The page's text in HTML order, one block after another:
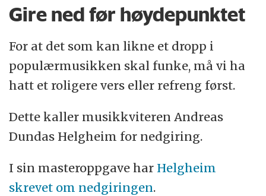
Gire ned før høydepunktet
For at det som kan likne et dropp i
populærmusikken skal funke, må vi ha
hatt et roligere vers eller refreng først.
Dette kaller musikkviteren Andreas
Dundas Helgheim for nedgiring.
I sin masteroppgave har Helgheim
skrevet om nedgiringen.